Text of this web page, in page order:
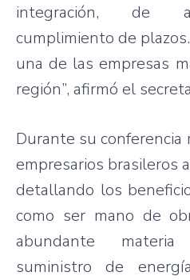
integración, de
cumplimiento de
una de las empresas
región”, afirmó el
Durante su
empresarios brasileros
detallando los
como ser mano de
abundante
suministro de